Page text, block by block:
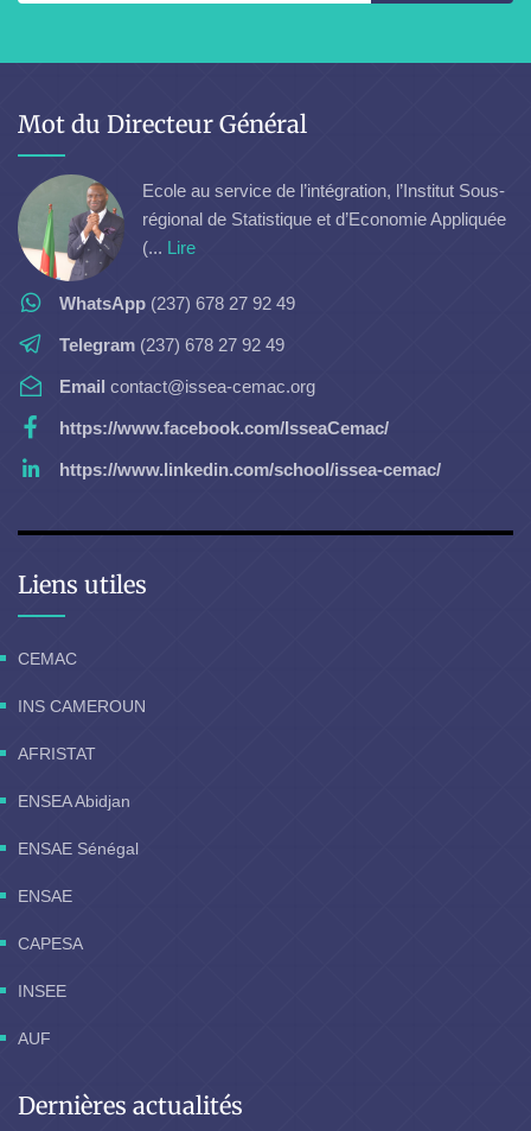
Mot du Directeur Général
Ecole au service de l’intégration, l’Institut Sous-
régional de Statistique et d’Economie Appliquée
(... Lire
WhatsApp (237) 678 27 92 49
Telegram (237) 678 27 92 49
Email contact@issea-cemac.org
https://www.facebook.com/IsseaCemac/
https://www.linkedin.com/school/issea-cemac/
Liens utiles
CEMAC
INS CAMEROUN
AFRISTAT
ENSEA Abidjan
ENSAE Sénégal
ENSAE
CAPESA
INSEE
AUF
Dernières actualités